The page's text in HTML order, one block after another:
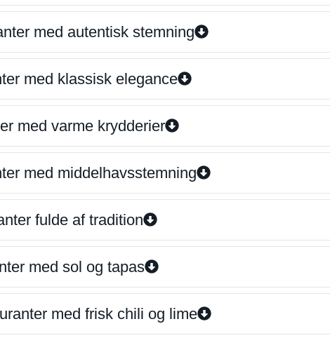
med autentisk stemning
med klassisk elegance
med varme krydderier
med middelhavsstemning
fulde af tradition
med sol og tapas
med frisk chili og lime